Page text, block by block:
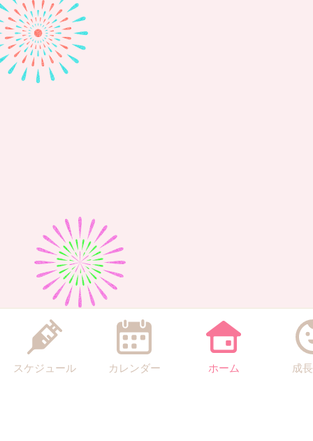
スケジュール カレンダー ホーム 成